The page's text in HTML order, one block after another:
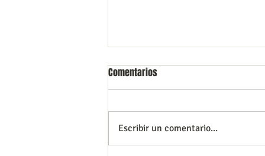
Comentarios
Escribir un comentario...